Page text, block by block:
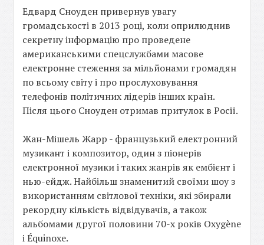
Едвард Сноуден привернув увагу
громадськості в 2013 році, коли оприлюднив
секретну інформацію про проведене
американськими спецслужбами масове
електронне стеження за мільйонами громадян
по всьому світу і про прослуховування
телефонів політичних лідерів інших країн.
Після цього Сноуден отримав притулок в Росії.
Жан-Мішель Жарр - французький електронний
музикант і композитор, один з піонерів
електронної музики і таких жанрів як ембієнт і
нью-ейдж. Найбільш знаменитий своїми шоу з
використанням світлової техніки, які збирали
рекордну кількість відвідувачів, а також
альбомами другої половини 70-х років Oxygène
і Équinoxe.